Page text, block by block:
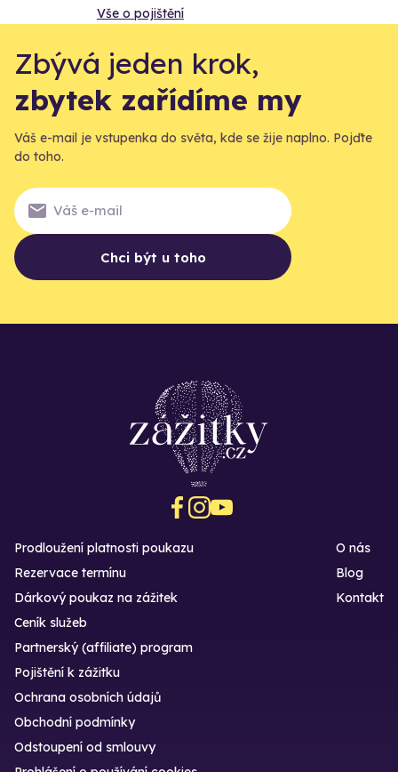
Vše o pojištění
Zbývá jeden krok,
zbytek zařídíme my
Váš e-mail je vstupenka do světa, kde se žije naplno. Pojďte
do toho.
Chci být u toho
Prodloužení platnosti poukazu
Rezervace termínu
Dárkový poukaz na zážitek
O nás
Blog
Kontakt
Ceník služeb
Partnerský (affiliate) program
Pojištění k zážitku
Ochrana osobních údajů
Obchodní podmínky
Odstoupení od smlouvy